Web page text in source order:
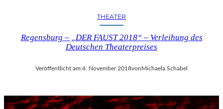
THEATER
Regensburg – „DER FAUST 2018“ – Verleihung des
Deutschen Theaterpreises
Veröffentlicht am:4. November 2018von Michaela Schabel